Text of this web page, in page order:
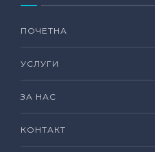
ПОЧЕТНА
УСЛУГИ
ЗА НАС
КОНТАКТ